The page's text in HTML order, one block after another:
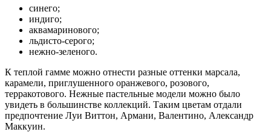
синего;
индиго;
аквамаринового;
льдисто-серого;
нежно-зеленого.
К теплой гамме можно отнести разные оттенки марсала,
карамели, приглушенного оранжевого, розового,
терракотового. Нежные пастельные модели можно было
увидеть в большинстве коллекций. Таким цветам отдали
предпочтение Луи Виттон, Армани, Валентино, Александр
Маккуин.